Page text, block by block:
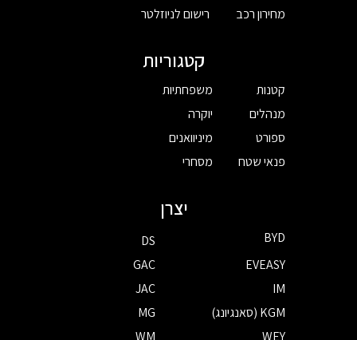
מחירון רכב
רישום לניוזלטר
קטגוריות
קטנות
מנהלים
ספורט
פנאי שטח
משפחתיות
יוקרה
מיניוואנים
מסחרי
יצרן
BYD
DS
EVEASY
GAC
IM
JAC
KGM (סאנגיונג)
MG
WEY
WM